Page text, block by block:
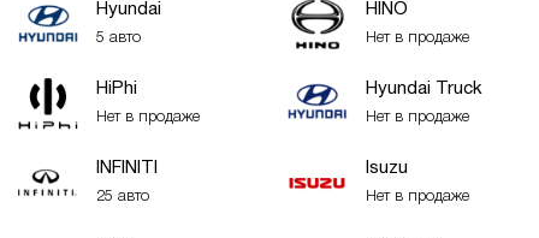
Hyundai
5 авто
HINO
Нет в продаже
HiPhi
Нет в продаже
Hyundai Truck
Нет в продаже
INFINITI
25 авто
Isuzu
Нет в продаже